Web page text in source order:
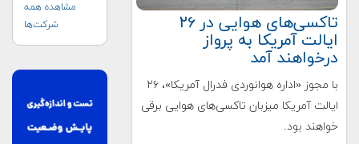
تاکسی‌های هوایی در ۲۶
ایالت آمریکا به پرواز
درخواهند آمد
با مجوز «اداره هوانوردی فدرال آمریکا»، ۲۶
ایالت آمریکا میزبان تاکسی‌های هوایی برقی
خواهند بود.
مشاهده همه
شرکت‌ها